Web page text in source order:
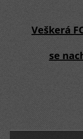
Veškerá
se